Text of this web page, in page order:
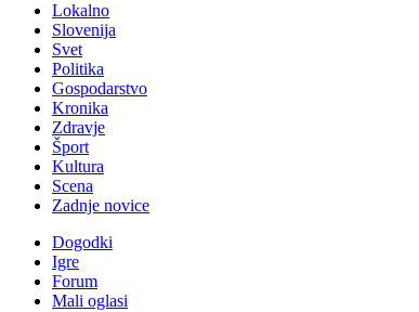
Lokalno
Slovenija
Svet
Politika
Gospodarstvo
Kronika
Zdravje
Šport
Kultura
Scena
Zadnje novice
Dogodki
Igre
Forum
Mali oglasi